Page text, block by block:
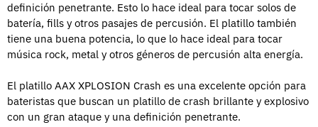
definición penetrante. Esto lo hace ideal para tocar solos de
batería, fills y otros pasajes de percusión. El platillo también
tiene una buena potencia, lo que lo hace ideal para tocar
música rock, metal y otros géneros de percusión alta energía.
El platillo AAX XPLOSION Crash es una excelente opción para
bateristas que buscan un platillo de crash brillante y explosivo
con un gran ataque y una definición penetrante.